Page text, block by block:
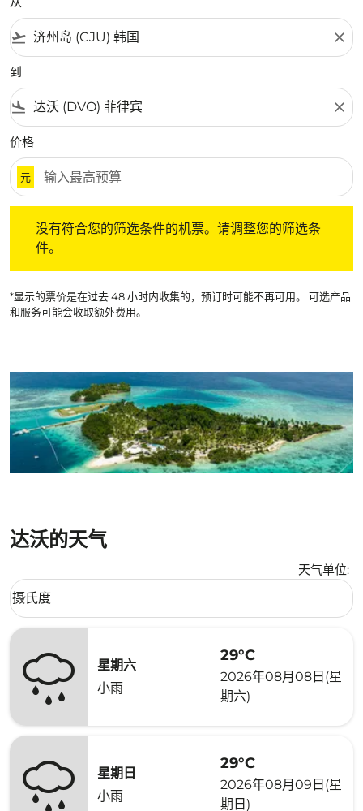
flight_takeoff close
到
flight_land close
价格
元
没有符合您的筛选条件的机票。请调整您的筛选条
件。
*显示的票价是在过去 48 小时内收集的，预订时可能不再可用。 可选产品
和服务可能会收取额外费用。
达沃的天气
天气单位:
Weather unit option 摄氏度 Selected
摄氏度
keyboard_arrow_down
星期六
小雨
29°C
2026年08月08日(星
期六)
星期日
小雨
29°C
2026年08月09日(星
期日)